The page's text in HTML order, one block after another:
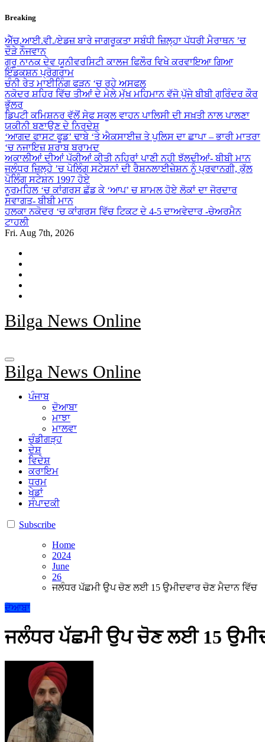
Skip
content
Breaking
ਐੱਚ.ਆਈ.ਵੀ./ਏਡਜ਼ ਬਾਰੇ ਜਾਗਰੂਕਤਾ ਸਬੰਧੀ ਜ਼ਿਲ੍ਹਾ ਪੱਧਰੀ ਮੈਰਾਥਨ ’ਚ
ਦੌੜੇ ਨੌਜਵਾਨ
ਗੁਰੂ ਨਾਨਕ ਦੇਵ ਯੂਨੀਵਰਸਿਟੀ ਕਾਲਜ ਫਿਲੌਰ ਵਿਖੇ ਕਰਵਾਇਆ ਗਿਆ
ਇੰਡਕਸ਼ਨ ਪ੍ਰੋਗਰਾਮ
ਚੰਨੀ ਰੇਤ ਮਾਈਨਿੰਗ ਫੜਨ ‘ਚ ਰਹੇ ਅਸਫਲ
ਨਕੋਦਰ ਸ਼ਹਿਰ ਵਿੱਚ ਤੀਆਂ ਦੇ ਮੇਲੇ ਮੁੱਖ ਮਹਿਮਾਨ ਵੱਜੋ ਪੁੱਜੇ ਬੀਬੀ ਗੁਰਿੰਦਰ ਕੌਰ
ਭੁੱਲਰ
ਡਿਪਟੀ ਕਮਿਸ਼ਨਰ ਵੱਲੋਂ ਸੇਫ ਸਕੂਲ ਵਾਹਨ ਪਾਲਿਸੀ ਦੀ ਸਖ਼ਤੀ ਨਾਲ ਪਾਲਣਾ
ਯਕੀਨੀ ਬਣਾਉਣ ਦੇ ਨਿਰਦੇਸ਼
‘ਆਗਦ ਫਾਸਟ ਫੂਡ’ ਢਾਬੇ ‘ਤੇ ਐਕਸਾਈਜ਼ ਤੇ ਪੁਲਿਸ ਦਾ ਛਾਪਾ – ਭਾਰੀ ਮਾਤਰਾ
‘ਚ ਨਜਾਇਜ਼ ਸ਼ਰਾਬ ਬਰਾਮਦ
ਅਕਾਲੀਆਂ ਦੀਆਂ ਪੱਕੀਆਂ ਕੀਤੀ ਨਹਿਰਾਂ ਪਾਣੀ ਨਹੀ ਝੱਲਦੀਆਂ- ਬੀਬੀ ਮਾਨ
ਜਲੰਧਰ ਜ਼ਿਲ੍ਹੇ ’ਚ ਪੋਲਿੰਗ ਸਟੇਸ਼ਨਾਂ ਦੀ ਰੈਸ਼ਨਲਾਈਜ਼ੇਸ਼ਨ ਨੂੰ ਪ੍ਰਵਾਨਗੀ, ਕੁੱਲ
ਪੋਲਿੰਗ ਸਟੇਸ਼ਨ 1997 ਹੋਏ
ਨੂਰਮਹਿਲ ‘ਚ ਕਾਂਗਰਸ ਛੱਡ ਕੇ ‘ਆਪ’ ਚ ਸ਼ਾਮਲ ਹੋਏ ਲੋਕਾਂ ਦਾ ਜੋਰਦਾਰ
ਸਵਾਗਤ- ਬੀਬੀ ਮਾਨ
ਹਲਕਾ ਨਕੋਦਰ ‘ਚ ਕਾਂਗਰਸ ਵਿੱਚ ਟਿਕਟ ਦੇ 4-5 ਦਾਅਵੇਦਾਰ -ਚੇਅਰਮੈਨ
ਟਾਹਲੀ
Fri. Aug 7th, 2026
Bilga News Online
Bilga News Online
ਪੰਜਾਬ
ਦੋਆਬਾ
ਮਾਝਾ
ਮਾਲਵਾ
ਚੰਡੀਗੜ੍ਹ
ਦੇਸ਼
ਵਿਦੇਸ਼
ਕਰਾਇਮ
ਧਰਮ
ਖੇਡਾਂ
ਸੰਪਾਦਕੀ
Subscribe
Home
2024
June
26
ਜਲੰਧਰ ਪੱਛਮੀ ਉਪ ਚੋਣ ਲਈ 15 ਉਮੀਦਵਾਰ ਚੋਣ ਮੈਦਾਨ ਵਿੱਚ
ਦੋਆਬਾ
ਜਲੰਧਰ ਪੱਛਮੀ ਉਪ ਚੋਣ ਲਈ 15